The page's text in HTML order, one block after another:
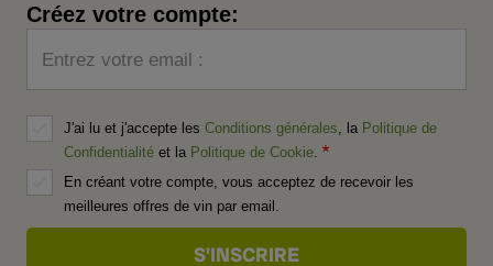
Créez votre compte:
Entrez votre email :
J'ai lu et j'accepte les Conditions générales , la Politique de
Confidentialité et la Politique de Cookie
En créant votre compte, vous acceptez de recevoir les
meilleures offres de vin par email.